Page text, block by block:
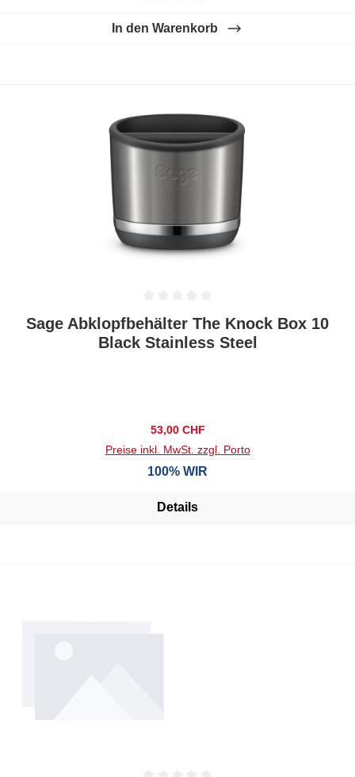
In den Warenkorb
Durchschnittliche Bewertung von 0 von 5 Sternen
Sage Abklopfbehälter The Knock Box 10
Black Stainless Steel
Regulärer Preis:
53,00 CHF
Preise inkl. MwSt. zzgl. Porto
100% WIR
Details